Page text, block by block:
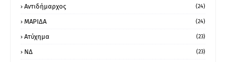
Αντιδήμαρχος (24)
ΜΑΡΙΔΑ (24)
Ατύχημα (23)
ΝΔ (23)